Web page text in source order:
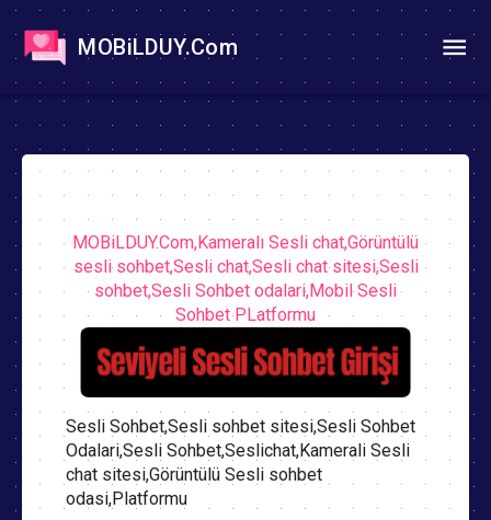
MOBiLDUY.Com
MOBiLDUY.Com,Kameralı Sesli chat,Görüntülü
sesli sohbet,Sesli chat,Sesli chat sitesi,Sesli
sohbet,Sesli Sohbet odalari,Mobil Sesli
Sohbet PLatformu
Sesli Sohbet,Sesli sohbet sitesi,Sesli Sohbet
Odalari,Sesli Sohbet,Seslichat,Kamerali Sesli
chat sitesi,Görüntülü Sesli sohbet
odasi,Platformu